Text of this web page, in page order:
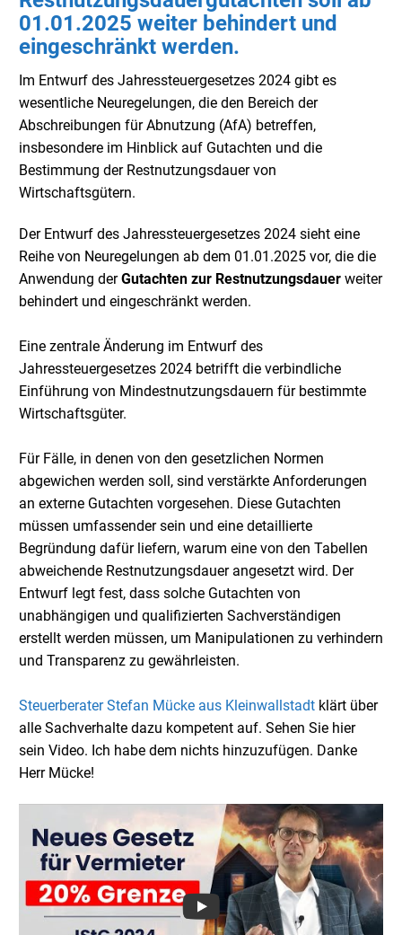
01.01.2025 weiter behindert und
eingeschränkt werden.
Im Entwurf des Jahressteuergesetzes 2024 gibt es
wesentliche Neuregelungen, die den Bereich der
Abschreibungen für Abnutzung (AfA) betreffen,
insbesondere im Hinblick auf Gutachten und die
Bestimmung der Restnutzungsdauer von
Wirtschaftsgütern.
Der Entwurf des Jahressteuergesetzes 2024 sieht eine
Reihe von Neuregelungen ab dem 01.01.2025 vor, die die
Anwendung derGutachten zur Restnutzungsdauer weiter
behindert und eingeschränkt werden.
Eine zentrale Änderung im Entwurf des
Jahressteuergesetzes 2024 betrifft die verbindliche
Einführung von Mindestnutzungsdauern für bestimmte
Wirtschaftsgüter.
Für Fälle, in denen von den gesetzlichen Normen
abgewichen werden soll, sind verstärkte Anforderungen
an externe Gutachten vorgesehen. Diese Gutachten
müssen umfassender sein und eine detaillierte
Begründung dafür liefern, warum eine von den Tabellen
abweichende Restnutzungsdauer angesetzt wird. Der
Entwurf legt fest, dass solche Gutachten von
unabhängigen und qualifizierten Sachverständigen
erstellt werden müssen, um Manipulationen zu verhindern
und Transparenz zu gewährleisten.
Steuerberater Stefan Mücke aus Kleinwallstadt klärt über
alle Sachverhalte dazu kompetent auf. Sehen Sie hier
sein Video. Ich habe dem nichts hinzuzufügen. Danke
Herr Mücke!